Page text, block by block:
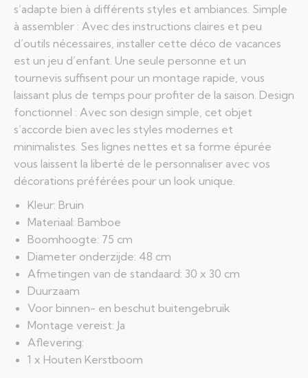
s’adapte bien à différents styles et ambiances. Simple
à assembler : Avec des instructions claires et peu
d’outils nécessaires, installer cette déco de vacances
est un jeu d’enfant. Une seule personne et un
tournevis suffisent pour un montage rapide, vous
laissant plus de temps pour profiter de la saison. Design
fonctionnel : Avec son design simple, cet objet
s’accorde bien avec les styles modernes et
minimalistes. Ses lignes nettes et sa forme épurée
vous laissent la liberté de le personnaliser avec vos
décorations préférées pour un look unique.
Kleur: Bruin
Materiaal: Bamboe
Boomhoogte: 75 cm
Diameter onderzijde: 48 cm
Afmetingen van de standaard: 30 x 30 cm
Duurzaam
Voor binnen- en beschut buitengebruik
Montage vereist: Ja
Aflevering:
1 x Houten Kerstboom